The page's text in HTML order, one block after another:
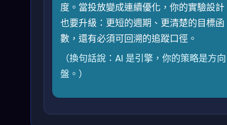
度。當投放變成連續優化，你的實驗設計
也要升級：更短的週期、更清楚的目標函
數，還有必須可回溯的追蹤口徑。
（換句話說：AI 是引擎，你的策略是方向
盤。）